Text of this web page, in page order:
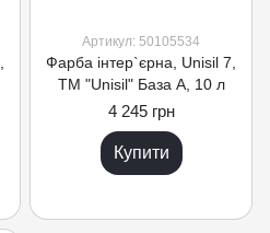
Артикул: 50105534
Фарба інтер`єрна, Unisil 7,
TM "Unisil" База А, 10 л
4 245 грн
Купити